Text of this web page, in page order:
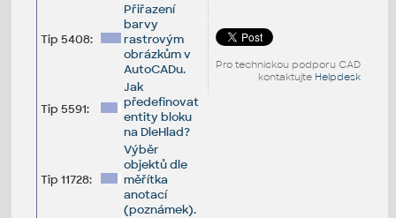
Pro technickou podporu CAD
kontaktujte Helpdesk
Tip 5408:
Přiřazení
barvy
rastrovým
obrázkům v
AutoCADu.
Tip 5591:
Jak
předefinovat
entity bloku
na DleHlad?
Tip 11728:
Výběr
objektů dle
měřítka
anotací
(poznámek).